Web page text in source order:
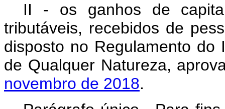
II - os ganhos de
tributáveis, recebidos de
disposto no Regulamento
de Qualquer Natureza,
novembro de 2018.